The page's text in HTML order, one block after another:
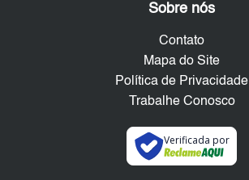
Sobre nós
Contato
Mapa do Site
Política de Privacidade
Trabalhe Conosco
Verificada por